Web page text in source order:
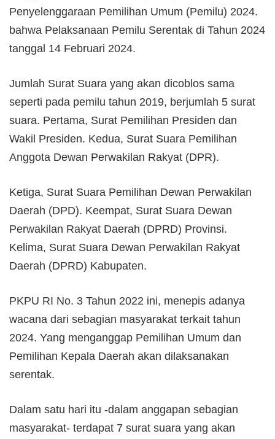
Penyelenggaraan Pemilihan Umum (Pemilu) 2024.
bahwa Pelaksanaan Pemilu Serentak di Tahun 2024
tanggal 14 Februari 2024.
Jumlah Surat Suara yang akan dicoblos sama
seperti pada pemilu tahun 2019, berjumlah 5 surat
suara. Pertama, Surat Pemilihan Presiden dan
Wakil Presiden. Kedua, Surat Suara Pemilihan
Anggota Dewan Perwakilan Rakyat (DPR).
Ketiga, Surat Suara Pemilihan Dewan Perwakilan
Daerah (DPD). Keempat, Surat Suara Dewan
Perwakilan Rakyat Daerah (DPRD) Provinsi.
Kelima, Surat Suara Dewan Perwakilan Rakyat
Daerah (DPRD) Kabupaten.
PKPU RI No. 3 Tahun 2022 ini, menepis adanya
wacana dari sebagian masyarakat terkait tahun
2024. Yang menganggap Pemilihan Umum dan
Pemilihan Kepala Daerah akan dilaksanakan
serentak.
Dalam satu hari itu -dalam anggapan sebagian
masyarakat- terdapat 7 surat suara yang akan